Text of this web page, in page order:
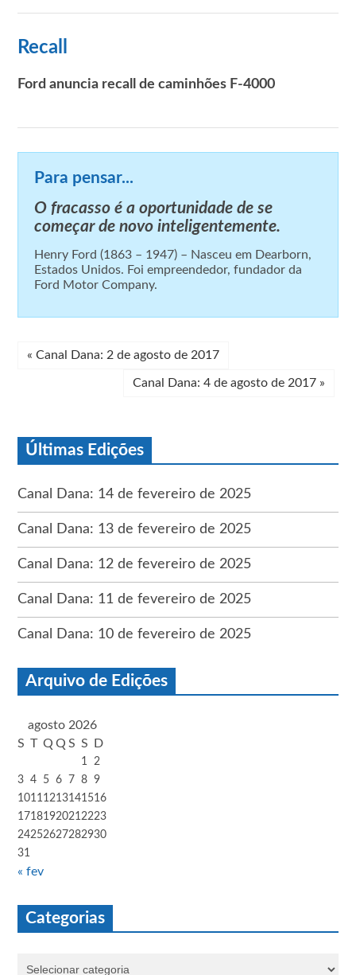
Recall
Ford anuncia recall de caminhões F-4000
Para pensar...
O fracasso é a oportunidade de se
começar de novo inteligentemente.
Henry Ford (1863 – 1947) – Nasceu em Dearborn,
Estados Unidos. Foi empreendedor, fundador da
Ford Motor Company.
« Canal Dana: 2 de agosto de 2017
Canal Dana: 4 de agosto de 2017 »
Últimas Edições
Canal Dana: 14 de fevereiro de 2025
Canal Dana: 13 de fevereiro de 2025
Canal Dana: 12 de fevereiro de 2025
Canal Dana: 11 de fevereiro de 2025
Canal Dana: 10 de fevereiro de 2025
Arquivo de Edições
agosto 2026
S T Q Q S S D
1
2
3 4 5 6 7 8 9
1011 1213141516
1718192021 2223
24252627282930
31
« fev
Categorias